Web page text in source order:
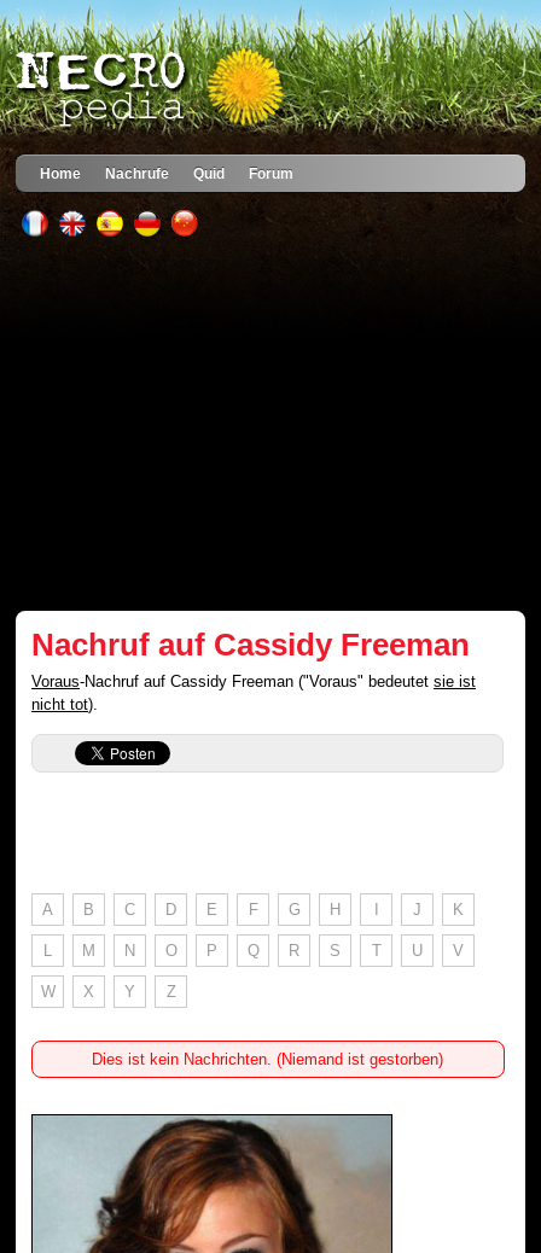
Home Nachrufe Quid Forum
Nachruf auf Cassidy Freeman
Voraus-Nachruf auf Cassidy Freeman ("Voraus" bedeutetsie ist
nicht tot).
A B C D E F G H I J K
L M N O P Q R S T U V
W X Y Z
Dies ist kein Nachrichten. (Niemand ist gestorben)